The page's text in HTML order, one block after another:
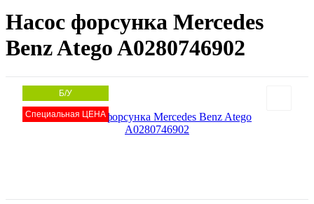
Насос форсунка Mercedes
Benz Atego A0280746902
Б/У
Специальная ЦЕНА